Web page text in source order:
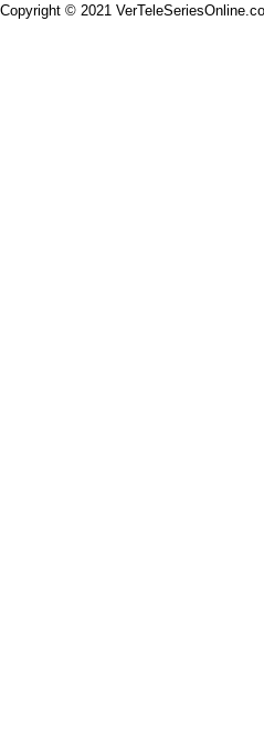
Copyright © 2021